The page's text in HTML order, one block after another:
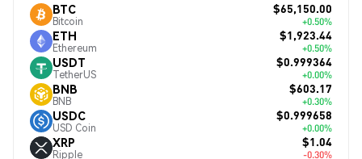
BTC
Bitcoin
$65,150.00
+0.50%
ETH
Ethereum
$1,923.44
+0.50%
USDT
TetherUS
$0.999364
+0.00%
BNB
BNB
$603.17
+0.30%
USDC
USD Coin
$0.999658
+0.00%
XRP
Ripple
$1.04
-0.30%